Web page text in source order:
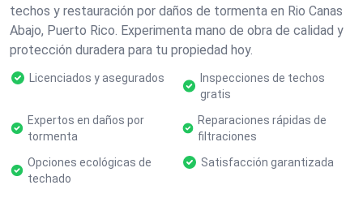
techos y restauración por daños de tormenta en Rio Canas
Abajo, Puerto Rico. Experimenta mano de obra de calidad y
protección duradera para tu propiedad hoy.
Licenciados y asegurados
Inspecciones de techos
gratis
Expertos en daños por
tormenta
Reparaciones rápidas de
filtraciones
Opciones ecológicas de
techado
Satisfacción garantizada